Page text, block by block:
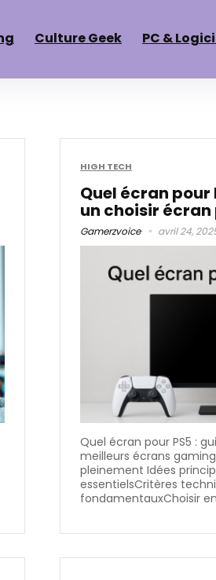
Culture Geek PC &
HIGH TECH
Quel écran pour
un choisir
Gamerzvoice avril 24,
Quel écran pour PS5 :
meilleurs écrans
pleinement Idées
essentielsCritères
fondamentauxChoisir